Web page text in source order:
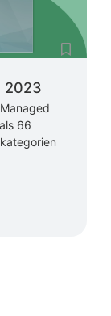
2023
66